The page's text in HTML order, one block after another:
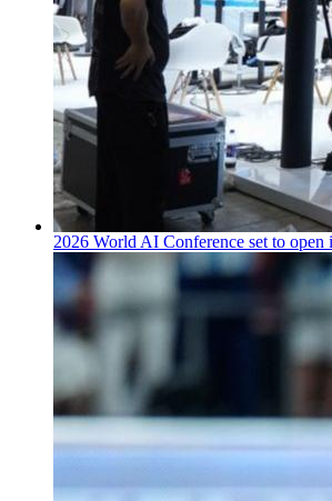
2026 World AI Conference set to open